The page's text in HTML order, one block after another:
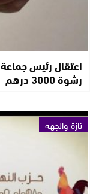
اعتقال رئيس
رشوة 3000 درهم
تازة والجهة